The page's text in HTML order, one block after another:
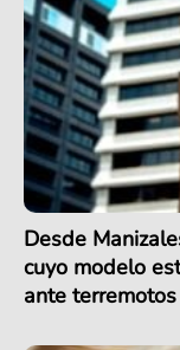
Desde
cuyo modelo
ante terremotos